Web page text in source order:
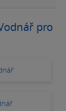
pro